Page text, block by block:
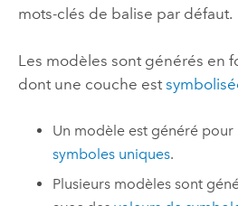
mots-clés de balise par défaut.
Les modèles sont générés en
dont une couche est
Un modèle est généré pour
symboles uniques.
Plusieurs modèles sont